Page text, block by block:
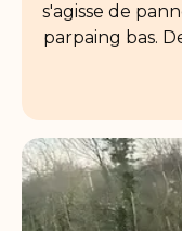
s'agisse de
parpaing bas.